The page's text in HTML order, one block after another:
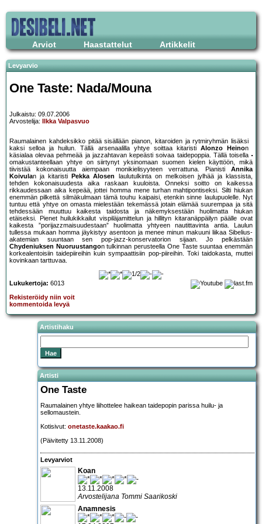
Arviot Haastattelut Artikkelit
Levyarvio
One Taste: Nada/Mouna
Julkaistu: 09.07.2006
Arvostelija:
Ilkka Valpasvuo
Raumalainen kahdeksikko pitää sisällään pianon, kitaroiden ja rytmiryhmän lisäksi
kaksi selloa ja huilun. Tällä arsenaalilla yhtye soittaa kitaristi Alonzo Heinon
käsialaa olevaa pehmeää ja jazzahtavan kepeästi soivaa taidepoppia. Tällä toisella
omakustanteellaan yhtye on siirtynyt yksinomaan suomen kielen käyttöön, mikä
tiivistää kokonaisuutta aiempaan monikielisyyteen verrattuna. Pianisti Annika
Koivulan ja kitaristi Pekka Alosen
laulutulkinta on melkoisen jylhää ja klassista,
tehden kokonaisuudesta aika raskaan kuuloista. Onneksi soitto on kaikessa
rikkaudessaan aika kepeää, jottei homma mene turhan mahtipontiseksi. Silti hiukan
enemmän pilkettä silmäkulmaan tämä touhu kaipaisi, etenkin sinne laulupuolelle. Nyt
tuntuu että yhtye on omasta mielestään tekemässä jotain elämää suurempaa ja sitä
tehdessään muuttuu kaikesta taidosta ja näkemyksestään huolimatta hiukan
etäiseksi. Pienet huilukikkailut vispiläjamittelun ja hillityn kitaranäppäilyn päälle ovat
kaikesta ”porijazzmaisuudestaan” huolimatta yhtyeen nautittavinta antia. Laulun
tullessa mukaan homma jäykistyy asentoon ja menee minun makuuni liikaa Sibelius-
akatemian suuntaan sen pop-jazz-konservatorion sijaan. Jo pelkästään
Chydeniuksen Nuoruustangon tulkinnan perusteella One Taste suuntaa enemmän
korkealentoisiin taidepiireihin kuin sympaattisiin pop-piireihin. Toki taidokasta, muttei
kovinkaan tarttuvaa.
Lukukertoja: 6013
Rekisteröidy niin voit
kommentoida levyä
Artistihaku
Artisti
One Taste
Raumalainen yhtye liihottelee haikean taidepopin parissa huilu- ja
sellomaustein.
Kotisivut: onetaste.kaakao.fi
(Päivitetty 13.11.2008)
Levyarviot
Koan
13.11.2008
Arvostelijana Tommi Saarikoski
Anamnesis